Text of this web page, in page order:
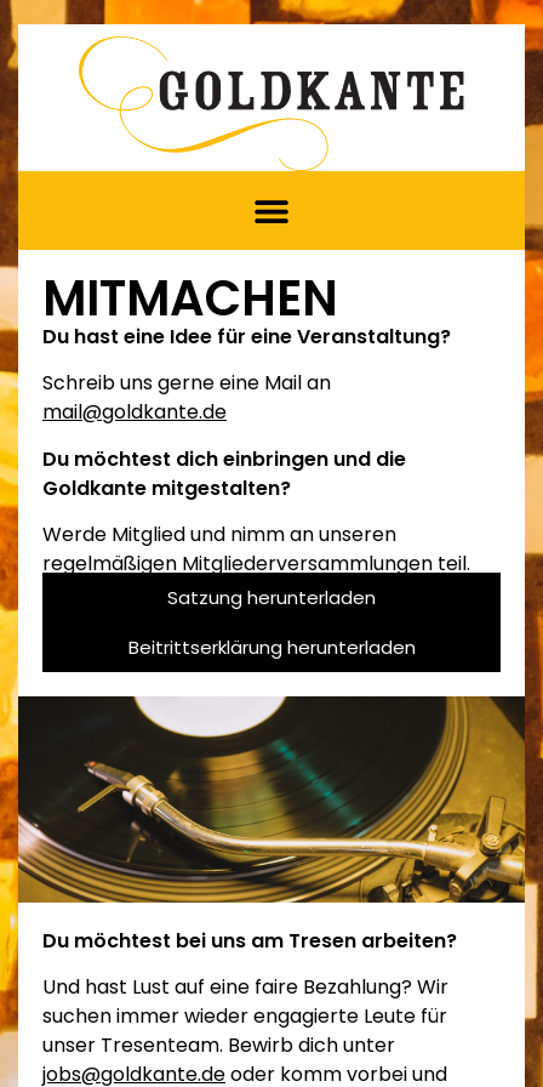
MITMACHEN
Du hast eine Idee für eine Veranstaltung?
Schreib uns gerne eine Mail an
mail@goldkante.de
Du möchtest dich einbringen und die
Goldkante mitgestalten?
Werde Mitglied und nimm an unseren
regelmäßigen Mitgliederversammlungen teil.
Satzung herunterladen
Beitrittserklärung herunterladen
Du möchtest bei uns am Tresen arbeiten?
Und hast Lust auf eine faire Bezahlung? Wir
suchen immer wieder engagierte Leute für
unser Tresenteam. Bewirb dich unter
jobs@goldkante.deoder komm vorbei und